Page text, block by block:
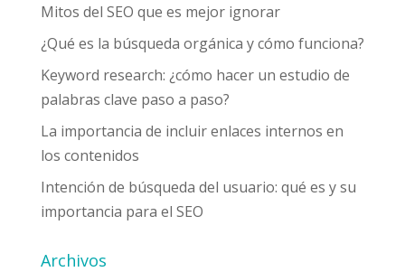
Mitos del SEO que es mejor ignorar
¿Qué es la búsqueda orgánica y cómo funciona?
Keyword research: ¿cómo hacer un estudio de
palabras clave paso a paso?
La importancia de incluir enlaces internos en
los contenidos
Intención de búsqueda del usuario: qué es y su
importancia para el SEO
Archivos